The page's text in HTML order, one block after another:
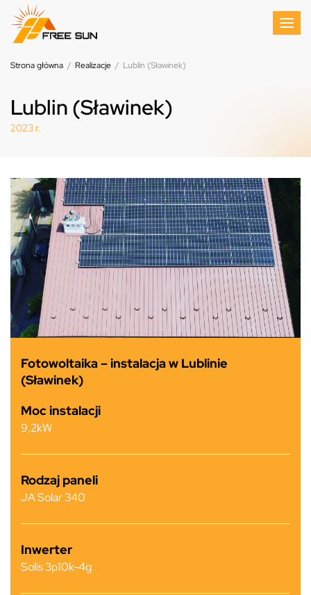
Strona główna / Realizacje / Lublin (Sławinek)
Lublin (Sławinek)
2023 r.
Fotowoltaika – instalacja w Lublinie
(Sławinek)
Moc instalacji
9,2kW
Rodzaj paneli
JA Solar 340
Inwerter
Solis 3p10k-4g